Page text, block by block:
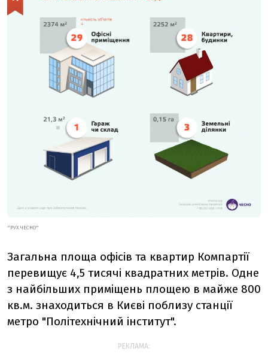
"РУХ ЧЕСНО"
Загальна площа офісів та квартир Компартії
перевищує 4,5 тисячі квадратних метрів. Одне
з найбільших приміщень площею в майже 800
кв.м. знаходиться в Києві поблизу станції
метро "Політехнічний інститут".
РЕКЛАМА: